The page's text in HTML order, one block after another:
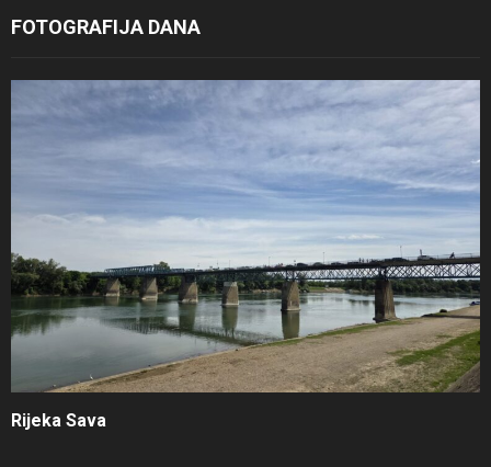
FOTOGRAFIJA DANA
Rijeka Sava